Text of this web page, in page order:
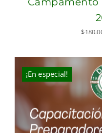
$
¡En especial!